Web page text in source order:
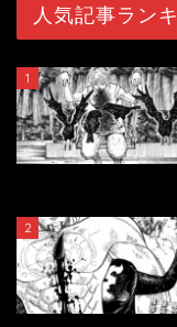
人気記事ラン
1
2